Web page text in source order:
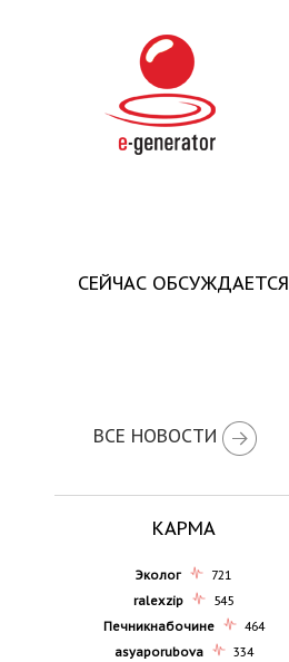
СЕЙЧАС ОБСУЖДАЕТСЯ
ВСЕ НОВОСТИ
КАРМА
Эколог
721
ralexzip
545
Печникнабочине
464
asyaporubova
334